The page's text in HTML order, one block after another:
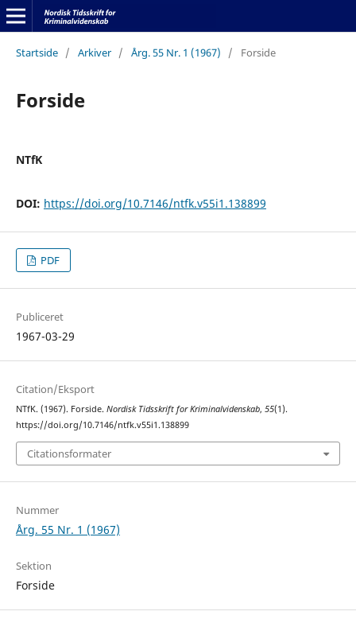
Startside / Arkiver / Årg. 55 Nr. 1 (1967) / Forside
Forside
NTfK
DOI: https://doi.org/10.7146/ntfk.v55i1.138899
PDF
Publiceret
1967-03-29
Citation/Eksport
NTfK. (1967). Forside. Nordisk Tidsskrift for Kriminalvidenskab, 55(1).
https://doi.org/10.7146/ntfk.v55i1.138899
Citationsformater
Nummer
Årg. 55 Nr. 1 (1967)
Sektion
Forside